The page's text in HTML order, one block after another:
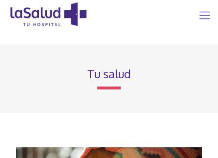
Tu salud